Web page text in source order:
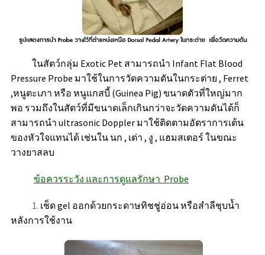
ในสัตว์กลุ่ม Exotic Pet สามารถนำ Infant Flat Blood
Pressure Probe มาใช้ในการวัดความดันในกระต่าย , Ferret
,หนูตะเภา หรือ หนูแกสบี้ (Guinea Pig) ขนาดตัวที่ใหญ่มาก
พอ รวมถึงในสัตว์ที่มีขนาดเล็กเกินกว่าจะวัดความดันได้ก็
สามารถนำ ultrasonic Doppler มาใช้ติดตามอัตราการเต้น
ของหัวใจแทนได้ เช่นใน นก , เต่า , งู , แฮมสเตอร์ ในขณะ
วางยาสลบ
ข้อควรระวัง และการดูแลรักษา Probe
1. เช็ด gel ออกด้วยกระดาษทิชชู่อ่อน หรือสำลีชุบน้ำ
หลังการใช้งาน